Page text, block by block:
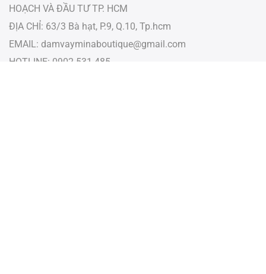
HOẠCH VÀ ĐẦU TƯ ​TP.​ HCM
ĐỊA CHỈ: 63/3 Bà hạt, P.9, Q.10, Tp.hcm
EMAIL: damvayminaboutique@gmail.com
HOTLINE: 0902 531 485